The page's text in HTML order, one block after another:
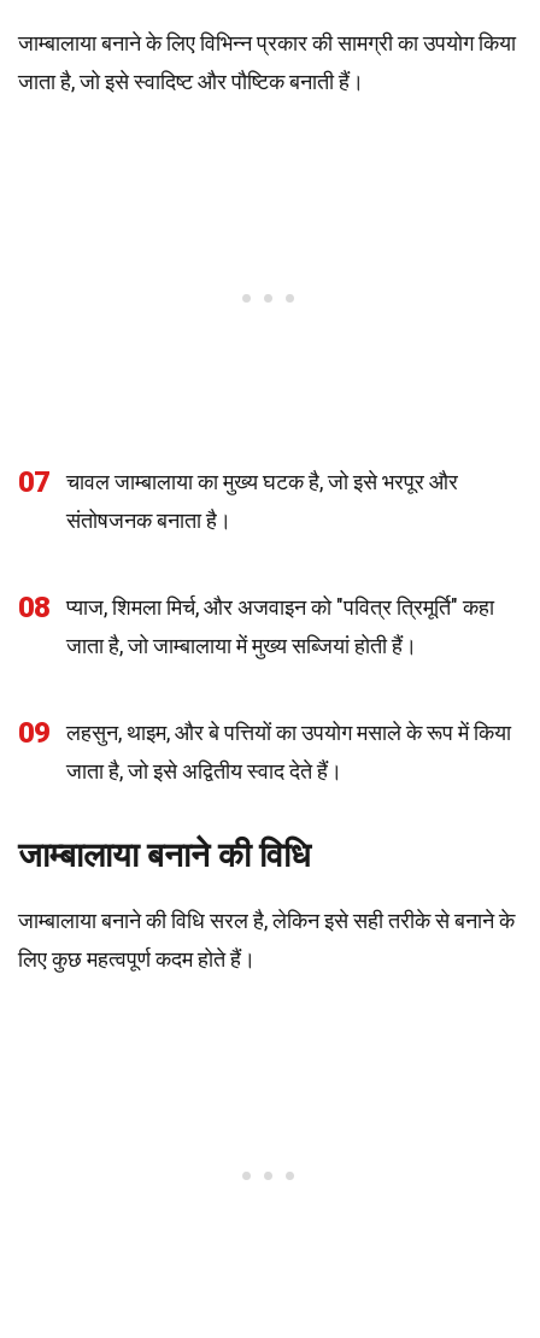
जाम्बालाया बनाने के लिए विभिन्न प्रकार की सामग्री का उपयोग किया
जाता है, जो इसे स्वादिष्ट और पौष्टिक बनाती हैं।
07
चावल जाम्बालाया का मुख्य घटक है, जो इसे भरपूर और
संतोषजनक बनाता है।
08
प्याज, शिमला मिर्च, और अजवाइन को "पवित्र त्रिमूर्ति" कहा
जाता है, जो जाम्बालाया में मुख्य सब्जियां होती हैं।
09
लहसुन, थाइम, और बे पत्तियों का उपयोग मसाले के रूप में किया
जाता है, जो इसे अद्वितीय स्वाद देते हैं।
जाम्बालाया बनाने की विधि
जाम्बालाया बनाने की विधि सरल है, लेकिन इसे सही तरीके से बनाने के
लिए कुछ महत्वपूर्ण कदम होते हैं।